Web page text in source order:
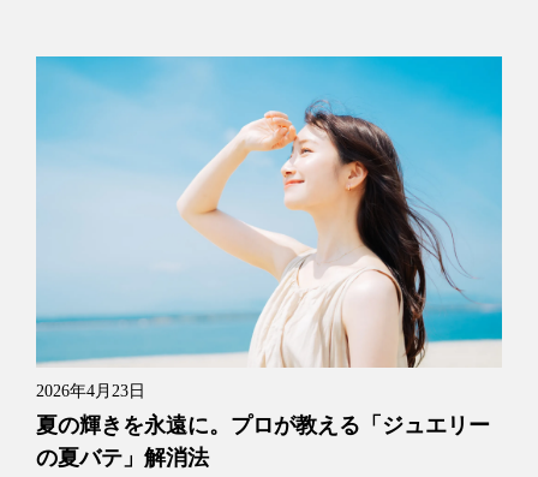
2026年4月23日
夏の輝きを永遠に。プロが教える「ジュエリー
の夏バテ」解消法